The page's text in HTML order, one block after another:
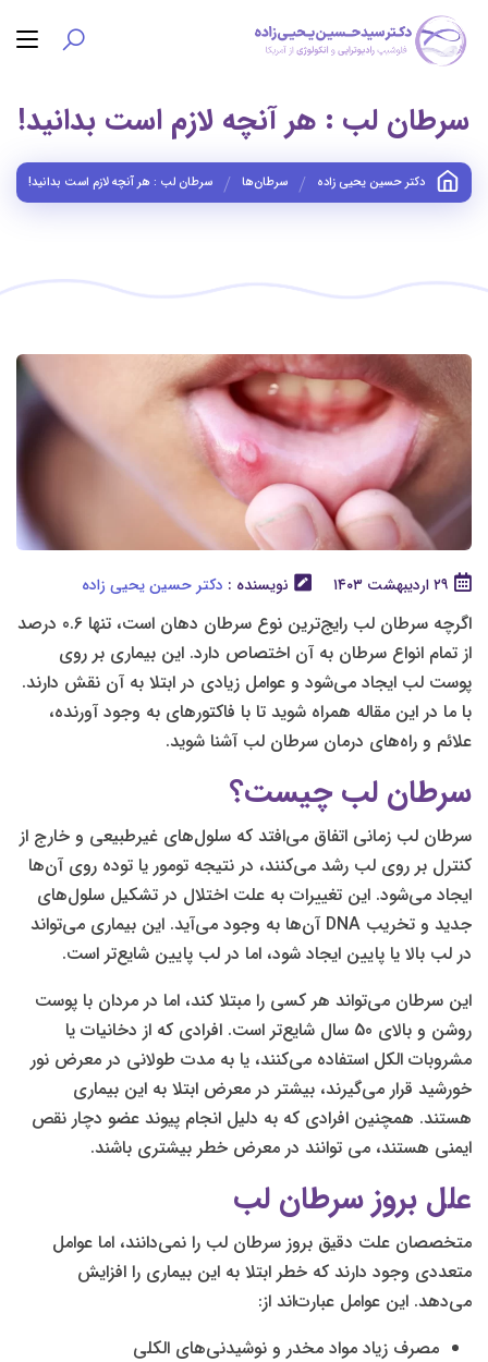
سرطان لب : هر آنچه لازم است بدانید!
دکتر حسین یحیی زاده سرطان‌ها سرطان لب : هر آنچه لازم است بدانید!
۲۹ اردیبهشت ۱۴۰۳ نویسنده : دکتر حسین یحیی زاده
اگرچه سرطان لب رایج‌ترین نوع سرطان دهان است، تنها 0.6 درصد
از تمام انواع سرطان به آن اختصاص دارد. این بیماری بر روی
پوست لب ایجاد می‌شود و عوامل زیادی در ابتلا به آن نقش دارند.
با ما در این مقاله همراه شوید تا با فاکتورهای به وجود آورنده،
علائم و راه‌های درمان سرطان لب آشنا شوید.
سرطان لب چیست؟
سرطان لب زمانی اتفاق می‌افتد که سلول‌های غیرطبیعی و خارج از
کنترل بر روی لب رشد می‌کنند، در نتیجه تومور یا توده روی آن‌ها
ایجاد می‌شود. این تغییرات به علت اختلال در تشکیل سلول‌های
جدید و تخریب DNA آن‌ها به وجود می‌آید. این بیماری می‌تواند
در لب بالا یا پایین ایجاد شود، اما در لب پایین شایع‌تر است.
این سرطان می‌تواند هر کسی را مبتلا کند، اما در مردان با پوست
روشن و بالای 50 سال شایع‌تر است. افرادی که از دخانیات یا
مشروبات الکل استفاده می‌کنند، یا به مدت طولانی در معرض نور
خورشید قرار می‌گیرند، بیشتر در معرض ابتلا به این بیماری
هستند. همچنین افرادی که به دلیل انجام پیوند عضو دچار نقص
ایمنی هستند، می توانند در معرض خطر بیشتری باشند.
علل بروز سرطان لب
متخصصان علت دقیق بروز سرطان لب را نمی‌دانند، اما عوامل
متعددی وجود دارند که خطر ابتلا به این بیماری را افزایش
می‌دهد. این عوامل عبارت‌اند از:
مصرف زیاد مواد مخدر و نوشیدنی‌های الکلی